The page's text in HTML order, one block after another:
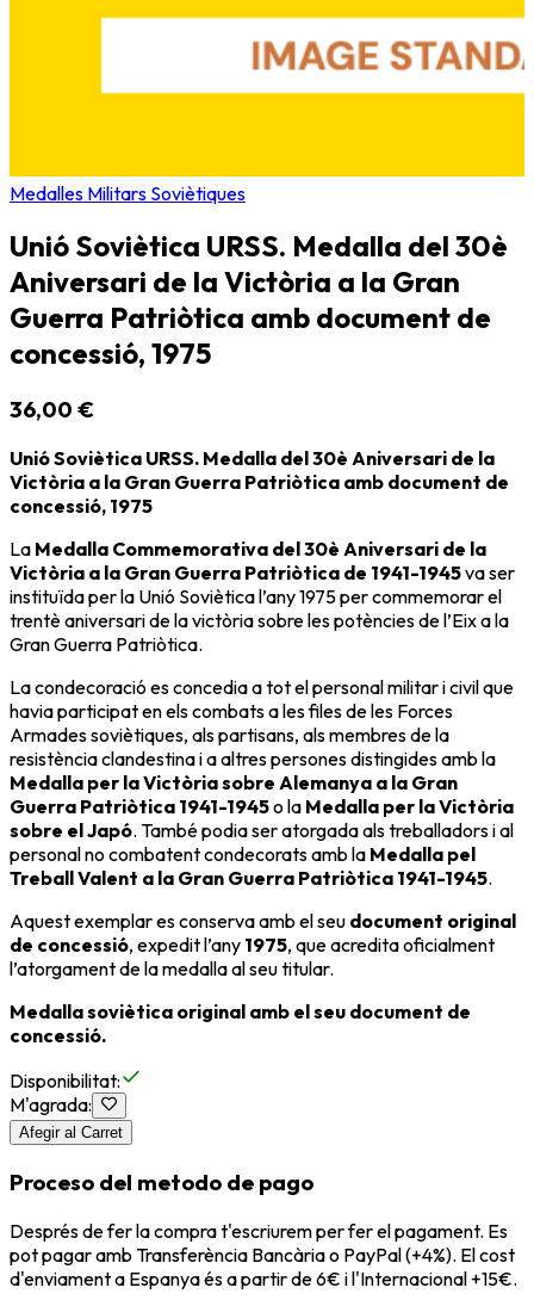
Medalles Militars Soviètiques
Unió Soviètica URSS. Medalla del 30è
Aniversari de la Victòria a la Gran
Guerra Patriòtica amb document de
concessió, 1975
36,00 €
Unió Soviètica URSS. Medalla del 30è Aniversari de la
Victòria a la Gran Guerra Patriòtica amb document de
concessió, 1975
La Medalla Commemorativa del 30è Aniversari de la
Victòria a la Gran Guerra Patriòtica de 1941-1945va ser
instituïda per la Unió Soviètical’any 1975 per commemorar el
trentè aniversari de la victòria sobre les potències de l’Eix a la
Gran Guerra Patriòtica.
La condecoració es concedia a tot el personal militar i civil que
havia participat en els combats a les files de les Forces
Armades soviètiques, als partisans, als membres de la
resistència clandestina i a altres persones distingides amb la
Medalla per la Victòria sobre Alemanya a la Gran
Guerra Patriòtica 1941-1945o la Medalla per la Victòria
sobre el Japó. També podia ser atorgada als treballadors i al
personal no combatent condecorats amb la Medalla pel
Treball Valent a la Gran Guerra Patriòtica 1941-1945.
Aquest exemplar es conserva amb el seu document original
de concessió, expedit l’any 1975, que acredita oficialment
l’atorgament de la medalla al seu titular.
Medalla soviètica original amb el seu document de
concessió.
Disponibilitat:
M'agrada:
Afegir al Carret
Proceso del metodo de pago
Després de fer la compra t'escriurem per fer el pagament. Es
pot pagar amb Transferència Bancària o PayPal (+4%). El cost
d'enviament a Espanya és a partir de 6€ i l'Internacional +15€.